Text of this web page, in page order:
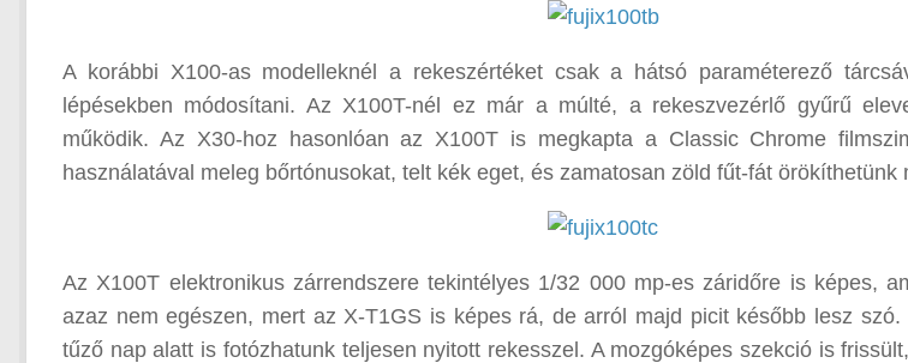
A korábbi X100-as modelleknél a rekeszértéket csak a hátsó paraméterező
lépésekben módosítani. Az X100T-nél ez már a múlté, a rekeszvezérlő gyűrű
működik. Az X30-hoz hasonlóan az X100T is megkapta a Classic Chrome
használatával meleg bőrtónusokat, telt kék eget, és zamatosan zöld fűt-fát örökíthetünk
Az X100T elektronikus zárrendszere tekintélyes 1/32 000 mp-es záridőre is képes,
azaz nem egészen, mert az X-T1GS is képes rá, de arról majd picit később lesz
tűző nap alatt is fotózhatunk teljesen nyitott rekesszel. A mozgóképes szekció is